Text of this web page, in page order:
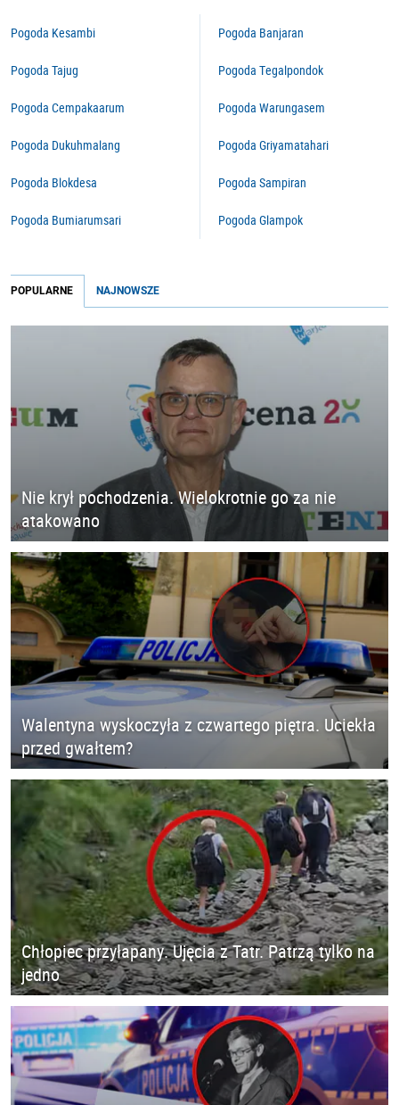
Pogoda Kesambi
Pogoda Tajug
Pogoda Cempakaarum
Pogoda Dukuhmalang
Pogoda Blokdesa
Pogoda Bumiarumsari
Pogoda Banjaran
Pogoda Tegalpondok
Pogoda Warungasem
Pogoda Griyamatahari
Pogoda Sampiran
Pogoda Glampok
POPULARNE NAJNOWSZE
Nie krył pochodzenia. Wielokrotnie go za nie
atakowano
Walentyna wyskoczyła z czwartego piętra. Uciekła
przed gwałtem?
Chłopiec przyłapany. Ujęcia z Tatr. Patrzą tylko na
jedno